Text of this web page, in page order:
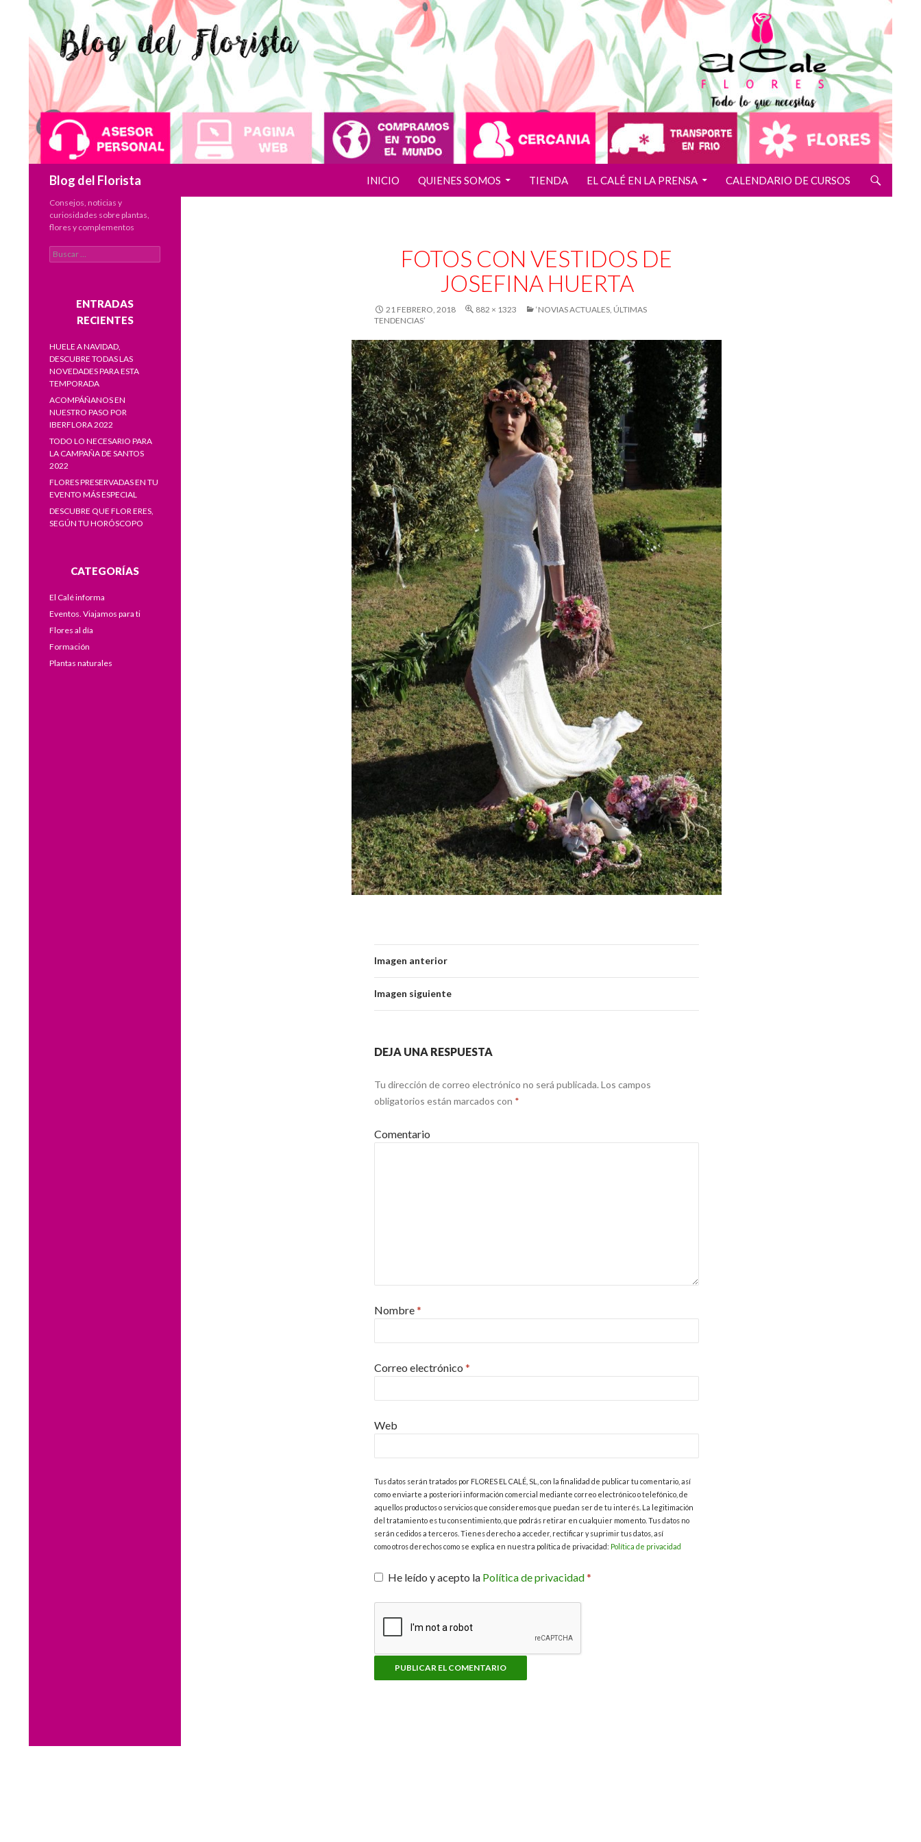
Blog del Florista INICIO QUIENES SOMOS TIENDA EL CALÉ EN LA PRENSA CALENDARIO DE CURSOS
FOTOS CON VESTIDOS DE
JOSEFINA HUERTA
21 FEBRERO, 2018 882 × 1323
‘NOVIAS ACTUALES, ÚLTIMAS
TENDENCIAS’
Imagen anterior
Imagen siguiente
DEJA UNA RESPUESTA
Tu dirección de correo electrónico no será publicada. Los campos
obligatorios están marcados con *
Comentario
Nombre*
Correo electrónico *
Web
Tus datos serán tratados por FLORES EL CALÉ, SL, con la finalidad de publicar tu comentario, así
como enviarte a posteriori información comercial mediante correo electrónico o telefónico, de
aquellos productos o servicios que consideremos que puedan ser de tu interés. La legitimación
del tratamiento es tu consentimiento, que podrás retirar en cualquier momento. Tus datos no
serán cedidos a terceros. Tienes derecho a acceder, rectificar y suprimir tus datos, así
como otros derechos como se explica en nuestra política de privacidad: Política de privacidad
He leído y acepto la Política de privacidad*
Consejos, noticias y
curiosidades sobre plantas,
flores y complementos
Buscar:
ENTRADAS
RECIENTES
HUELE A NAVIDAD,
DESCUBRE TODAS LAS
NOVEDADES PARA ESTA
TEMPORADA
ACOMPÁÑANOS EN
NUESTRO PASO POR
IBERFLORA 2022
TODO LO NECESARIO PARA
LA CAMPAÑA DE SANTOS
2022
FLORES PRESERVADAS EN TU
EVENTO MÁS ESPECIAL
DESCUBRE QUE FLOR ERES,
SEGÚN TU HORÓSCOPO
CATEGORÍAS
El Calé informa
Eventos. Viajamos para ti
Flores al día
Formación
Plantas naturales